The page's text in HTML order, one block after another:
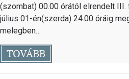
(szombat) 00.00 órától elrendelt
július 01-én(szerda) 24.00 óráig
melegben…
TOVÁBB